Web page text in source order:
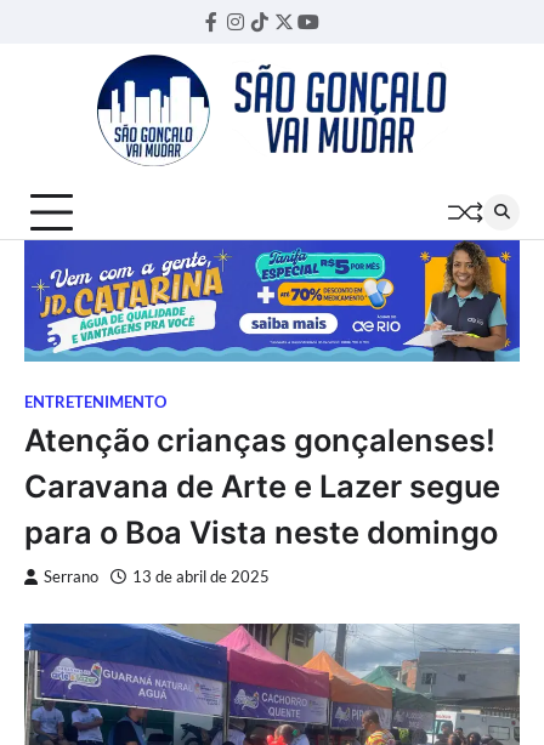
Facebook
Instagram
TikTok
TwitterYouTube
ENTRETENIMENTO
Atenção crianças gonçalenses!
Caravana de Arte e Lazer segue
para o Boa Vista neste domingo
Serrano 13 de abril de 2025